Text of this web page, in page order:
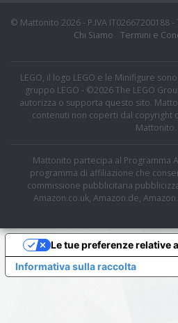
© Mattonito 2026 - P.IVA IT02667200188
Chi Siamo
Termini e
LEGO, il logo LEGO e le Minifigure
gruppo LEGO - ©2026 The LEGO
autorizza o supporta questo sito.
contenuti non coperti dal copyright
Mattonito.
Mattonito partecipa al Programma
programma di affiliazione che
commissione pubblicitaria
Amazon.co.uk, Amazon.de,
Informativa sulla raccolta
Le tue preferenze relative